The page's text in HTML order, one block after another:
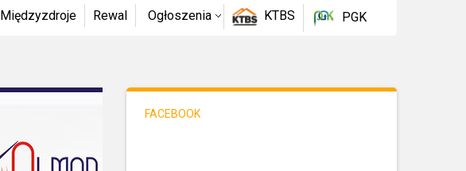
Międzyzdroje Rewal Ogłoszenia KTBS PGK
FACEBOOK